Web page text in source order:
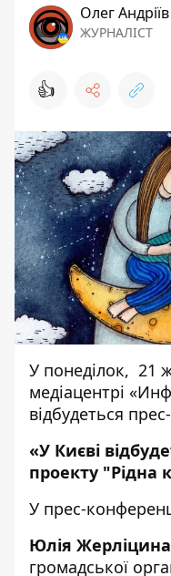
Олег Андріїв
ЖУРНАЛІСТ
👍
У понеділок, 21
медіацентрі
відбудеться
«У Києві
проекту "Рідна
У прес-
Юлія Жерліцина
громадської